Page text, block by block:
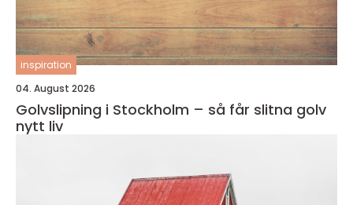
inspiration
04. August 2026
Golvslipning i Stockholm – så får slitna golv
nytt liv